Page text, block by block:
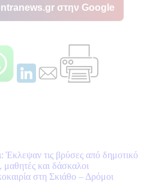
στην Google
Έκλεψαν τις βρύσες από δημοτικό
μαθητές και δάσκαλοι
στη Σκιάθο – Δρόμοι